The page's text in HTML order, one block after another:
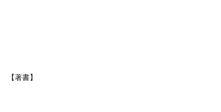
【著書】